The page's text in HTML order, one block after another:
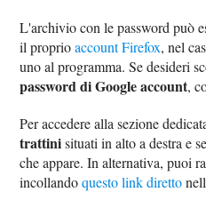
L'archivio con le password può
il proprioaccount Firefox, nel
uno al programma. Se desideri
password di Google account,
Per accedere alla sezione
trattinisituati in alto a destra e
che appare. In alternativa, puoi
incollandoquesto link diretto